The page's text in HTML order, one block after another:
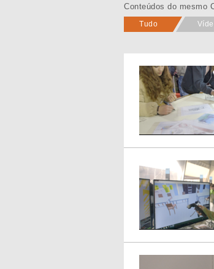
Conteúdos do mesmo
Tudo